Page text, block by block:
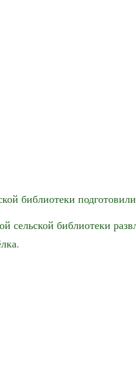
библиотеки
сельской библиотеки